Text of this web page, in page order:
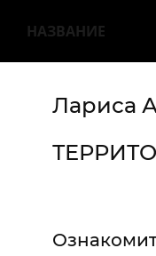
НАЗВАНИЕ
Лариса